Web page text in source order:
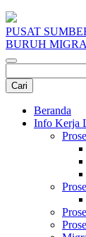
PUSAT
BURUH
Beranda
Info Kerja